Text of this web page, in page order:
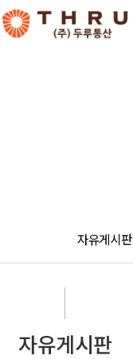
자유게시판
자유게시판